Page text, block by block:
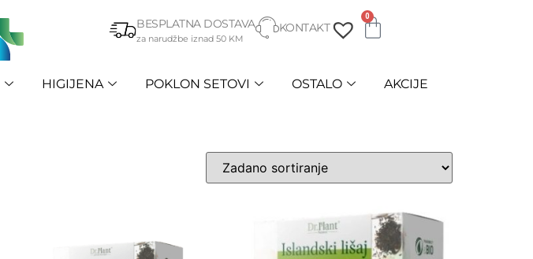
BESPLATNA DOSTAVA
za narudžbe iznad 50 KM
KONTAKT
0
HIGIJENA POKLON SETOVI OSTALO
AKCIJE